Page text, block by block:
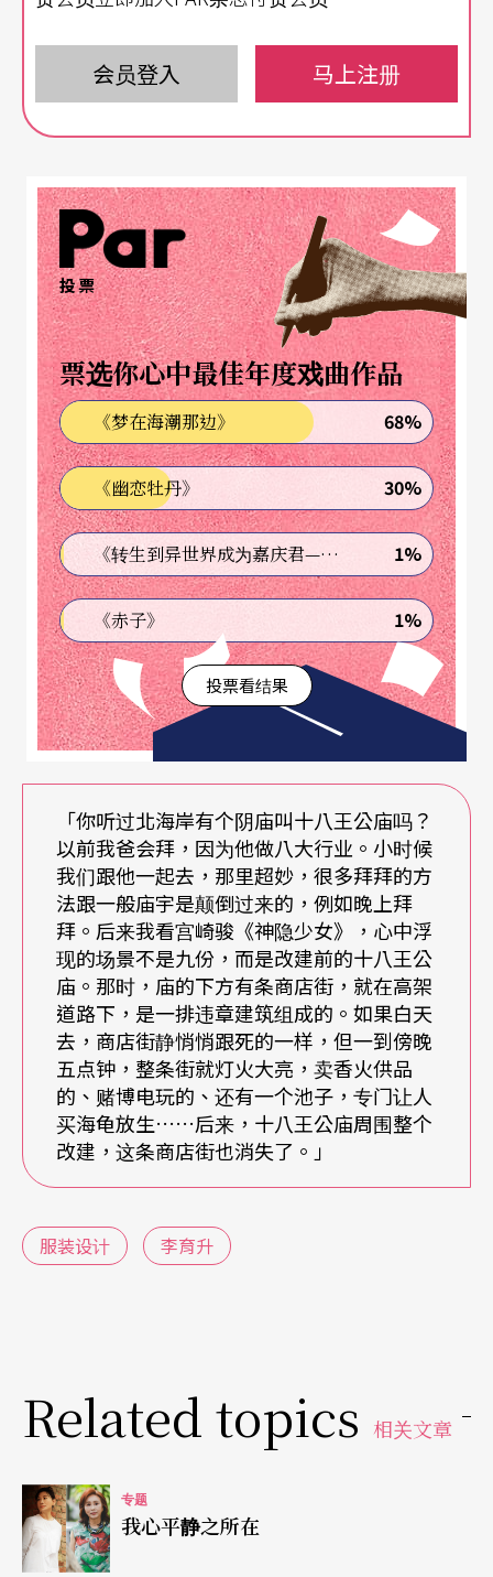
开始算生活，哪里之后叫艺术？没拿这题为难李育
升，毕竟，从童年抓著画笔爬上神龛，将神明桌上
天地画进图纸（最后被大人揍一顿）起，许多边界
或许都是模糊的，好比神龛上下，画纸里外，想像
可说起对宫庙文化与神灵世界的著迷，李育升又能
清楚回答原因：「宫庙就是神话，我喜欢神话故事
的系统和美学。」领我们走进他常去的大龙峒保安
宫，从主殿保生大帝到二楼掌管天气的雷电风雨神
和道教创世神，他对世界初始如何从混沌而阴阳，
天神如何掌权力、建秩序深感兴趣，「那是阶级森
严的世界，我喜欢那个结构。」
寺庙给他平静 却也是恶梦场景
寺庙给李育升平静，也给他休憩。他常常带包小泡
芙或瓶装咖啡，在二楼一隅度过零食的午后。去看
看一楼西厢停驾的神尪「黄元帅」，瞻仰神偶俊帅
的面容造型。但，宫庙也时时渗透他的梦境，变成
恶梦场景。
「我经常梦到庙门关闭，我躲在寺庙角落，接著会
出现一只半人半兽出来追赶我。」这梦每月会做一
两次，几乎成为定目剧，李育升索性画下来自娱娱
人，「我几乎每晚都做恶梦，已经成了惯性。」
信手拈来的恶梦还包括火龙卷风袭击学校，最后所
有人都死光的灾难片；过世的奶奶偕同父亲出现，
和活时没两样，不过「有次我梦到奶奶养了一只牙
齿掉光的狗，牠的背像一块油豆腐，一摸就整片掉
下来，我说那是奶奶的地狱犬。」
费观赏的商业大片，偶而激发灵感，便令它们在画
过一场好觉，直到性格乖戾会家暴的父亲，在不到
四十岁时离开这个世界为止。从高级订制服师傅到
好时，洋酒柜上满是一瓶几万元的酒；落难时，父
亲酗酒，连玩具都没有的李育升把洋酒包装纸拆
会员登入 马上注册
投票
票选你心中最佳年度戏曲作品
《梦在海潮那边》 68%
《幽恋牡丹》 30%
《转生到异世界成为嘉庆君—发现我的祖先是诈骗集团!?》 1%
《赤子》 1%
投票看结果
「你听过北海岸有个阴庙叫十八王公庙吗？
以前我爸会拜，因为他做八大行业。小时候
我们跟他一起去，那里超妙，很多拜拜的方
法跟一般庙宇是颠倒过来的，例如晚上拜
拜。后来我看宫崎骏《神隐少女》，心中浮
现的场景不是九份，而是改建前的十八王公
庙。那时，庙的下方有条商店街，就在高架
道路下，是一排违章建筑组成的。如果白天
去，商店街静悄悄跟死的一样，但一到傍晚
五点钟，整条街就灯火大亮，卖香火供品
的、赌博电玩的、还有一个池子，专门让人
买海龟放生……后来，十八王公庙周围整个
改建，这条商店街也消失了。」
服装设计 李育升
Related topics 相关文章
专题
我心平静之所在